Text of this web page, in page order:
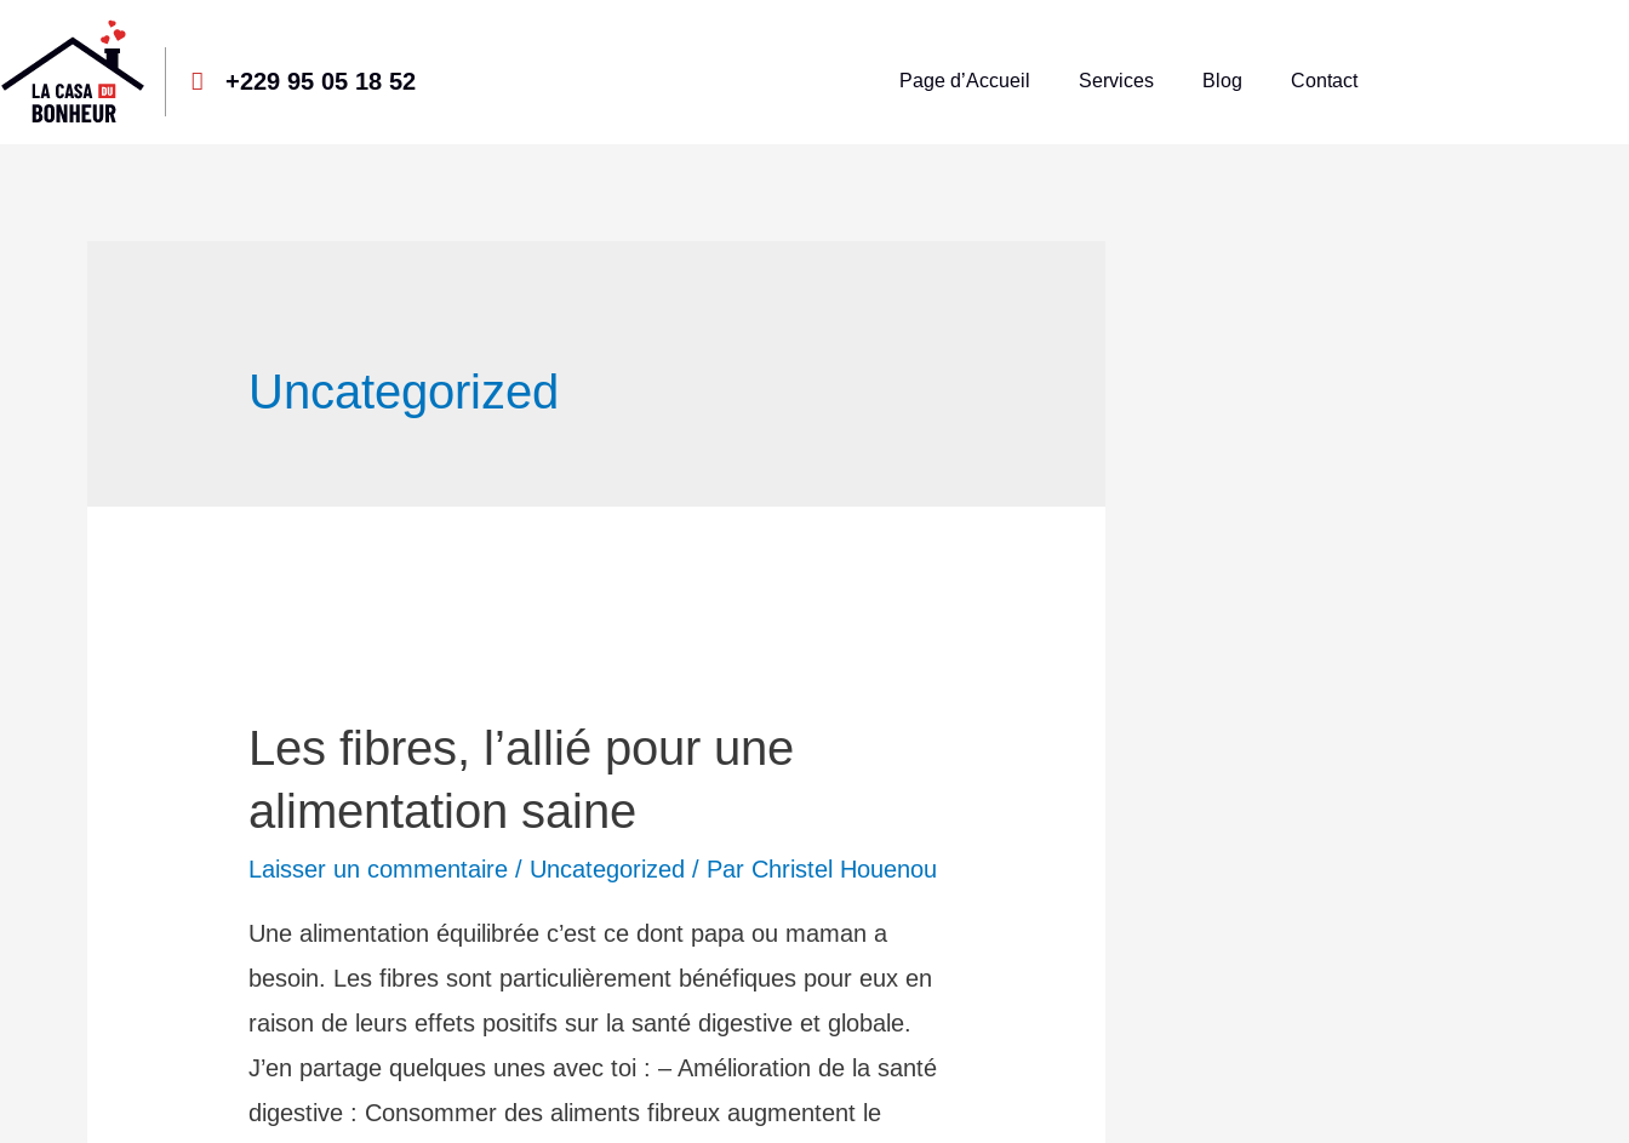
+229 95 05 18 52 Page d’Accueil Services Blog Contact
Uncategorized
Les fibres, l’allié pour une
alimentation saine
Laisser un commentaire / Uncategorized / Par Christel Houenou
Une alimentation équilibrée c’est ce dont papa ou maman a
besoin. Les fibres sont particulièrement bénéfiques pour eux en
raison de leurs effets positifs sur la santé digestive et globale.
J’en partage quelques unes avec toi : – Amélioration de la santé
digestive : Consommer des aliments fibreux augmentent le